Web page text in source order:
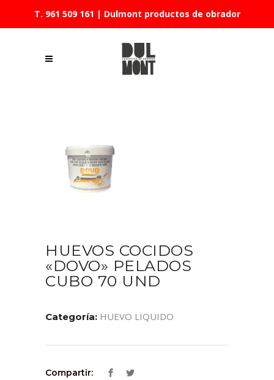
T. 961 509 161 | Dulmont productos de obrador
HUEVOS COCIDOS
«DOVO» PELADOS
CUBO 70 UND
Categoría: HUEVO LIQUIDO
Compartir: